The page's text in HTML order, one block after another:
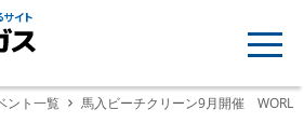
イト
ント一覧 馬入ビーチクリーン9月開催